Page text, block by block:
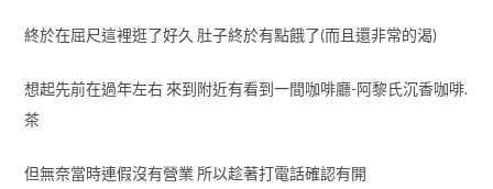
終於在屈尺這裡逛了好久 肚子終於有點餓了(而且還非常的渴)
想起先前在過年左右 來到附近有看到一間咖啡廳-阿黎氏沉香咖啡.
茶
但無奈當時連假沒有營業 所以趁著打電話確認有開